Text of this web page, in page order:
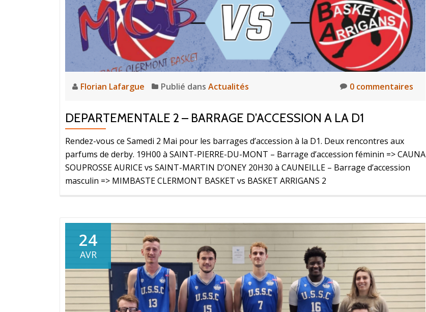
Florian Lafargue Publié dans Actualités 0 commentaires
DEPARTEMENTALE 2 – BARRAGE D’ACCESSION A LA D1
Rendez-vous ce Samedi 2 Mai pour les barrages d’accession à la D1. Deux rencontres aux
parfums de derby. 19H00 à SAINT-PIERRE-DU-MONT – Barrage d’accession féminin => CAUNA
SOUPROSSE AURICE vs SAINT-MARTIN D’ONEY 20H30 à CAUNEILLE – Barrage d’accession
masculin => MIMBASTE CLERMONT BASKET vs BASKET ARRIGANS 2
24
AVR